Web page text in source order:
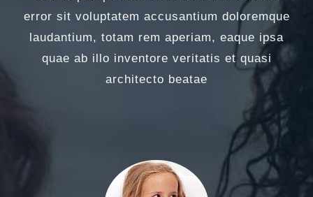
error sit voluptatem accusantium doloremque
laudantium, totam rem aperiam, eaque ipsa
quae ab illo inventore veritatis et quasi
architecto beatae